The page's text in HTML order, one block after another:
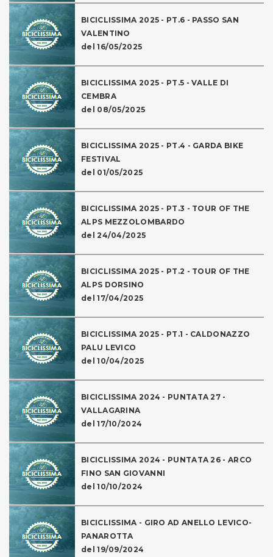
BICICLISSIMA 2025 - PT.6 - PASSO SAN
VALENTINO
del 16/05/2025
BICICLISSIMA 2025 - PT.5 - VALLE DI
CEMBRA
del 08/05/2025
BICICLISSIMA 2025 - PT.4 - GARDA BIKE
FESTIVAL
del 01/05/2025
BICICLISSIMA 2025 - PT.3 - TOUR OF THE
ALPS MEZZOLOMBARDO
del 24/04/2025
BICICLISSIMA 2025 - PT.2 - TOUR OF THE
ALPS DORSINO
del 17/04/2025
BICICLISSIMA 2025 - PT.1 - CALDONAZZO
PALU LEVICO
del 10/04/2025
BICICLISSIMA 2024 - PUNTATA 27 -
VALLAGARINA
del 17/10/2024
BICICLISSIMA 2024 - PUNTATA 26 - ARCO
FINO SAN GIOVANNI
del 10/10/2024
BICICLISSIMA - GIRO AD ANELLO LEVICO-
PANAROTTA
del 19/09/2024